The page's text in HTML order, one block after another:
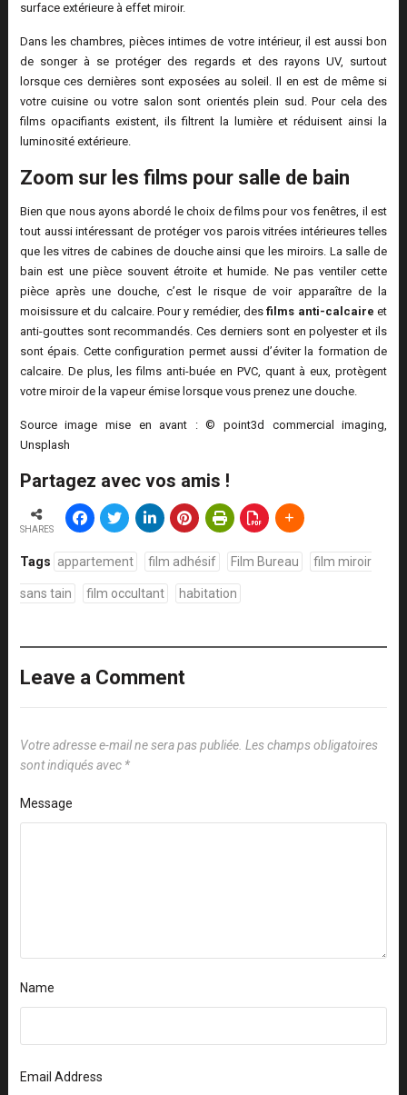
surface extérieure à effet miroir.
Dans les chambres, pièces intimes de votre intérieur, il est aussi bon
de songer à se protéger des regards et des rayons UV, surtout
lorsque ces dernières sont exposées au soleil. Il en est de même si
votre cuisine ou votre salon sont orientés plein sud. Pour cela des
films opacifiants existent, ils filtrent la lumière et réduisent ainsi la
luminosité extérieure.
Zoom sur les films pour salle de bain
Bien que nous ayons abordé le choix de films pour vos fenêtres, il est
tout aussi intéressant de protéger vos parois vitrées intérieures telles
que les vitres de cabines de douche ainsi que les miroirs. La salle de
bain est une pièce souvent étroite et humide. Ne pas ventiler cette
pièce après une douche, c’est le risque de voir apparaître de la
moisissure et du calcaire. Pour y remédier, desfilms anti-calcaire et
anti-gouttes sont recommandés. Ces derniers sont en polyester et ils
sont épais. Cette configuration permet aussi d’éviter la formation de
calcaire. De plus, les films anti-buée en PVC, quant à eux, protègent
votre miroir de la vapeur émise lorsque vous prenez une douche.
Source image mise en avant : © point3d commercial imaging,
Unsplash
Partagez avec vos amis !
SHARES
Tags appartement film adhésif Film Bureau film miroir
sans tain film occultant habitation
Leave a Comment
Votre adresse e-mail ne sera pas publiée. Les champs obligatoires
sont indiqués avec *
Message
Name
Email Address